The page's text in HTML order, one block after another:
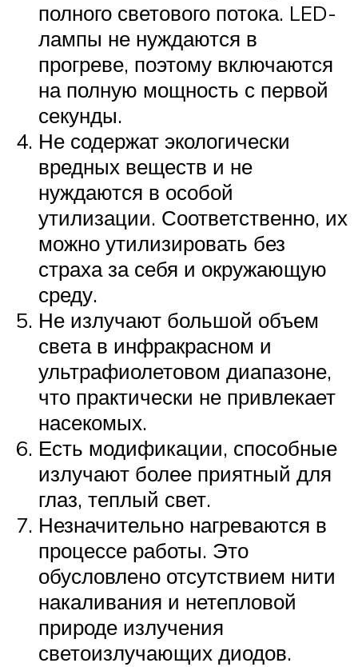
полного светового потока. LED-
лампы не нуждаются в
прогреве, поэтому включаются
на полную мощность с первой
секунды.
Не содержат экологически
вредных веществ и не
нуждаются в особой
утилизации. Соответственно, их
можно утилизировать без
страха за себя и окружающую
среду.
Не излучают большой объем
света в инфракрасном и
ультрафиолетовом диапазоне,
что практически не привлекает
насекомых.
Есть модификации, способные
излучают более приятный для
глаз, теплый свет.
Незначительно нагреваются в
процессе работы. Это
обусловлено отсутствием нити
накаливания и нетепловой
природе излучения
светоизлучающих диодов.